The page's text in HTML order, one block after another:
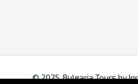
© 2025. Bulgaria Tours by